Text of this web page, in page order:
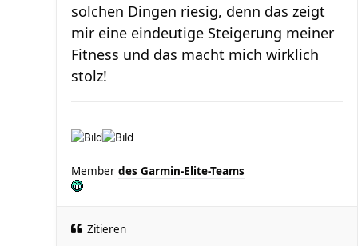
solchen Dingen riesig, denn das zeigt
mir eine eindeutige Steigerung meiner
Fitness und das macht mich wirklich
stolz!
Member des Garmin-Elite-Teams
Zitieren